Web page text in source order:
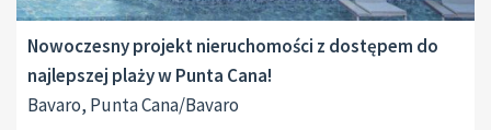
Nowoczesny projekt nieruchomości z dostępem do
najlepszej plaży w Punta Cana!
Bavaro, Punta Cana/Bavaro